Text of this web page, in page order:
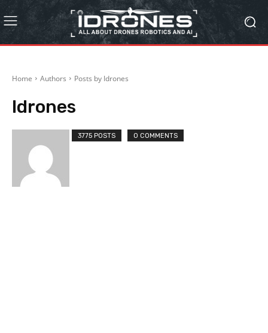
Home Authors Posts by Idrones
Idrones
3775 POSTS 0 COMMENTS